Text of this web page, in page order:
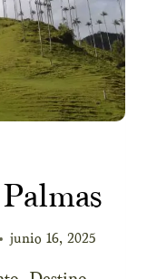
junio 16, 2025